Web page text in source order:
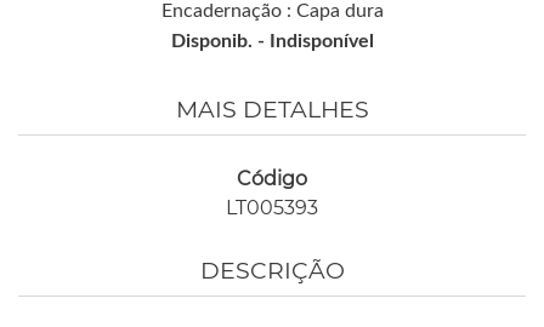
Encadernação : Capa dura
Disponib. -
Indisponível
MAIS DETALHES
Código
LT005393
DESCRIÇÃO